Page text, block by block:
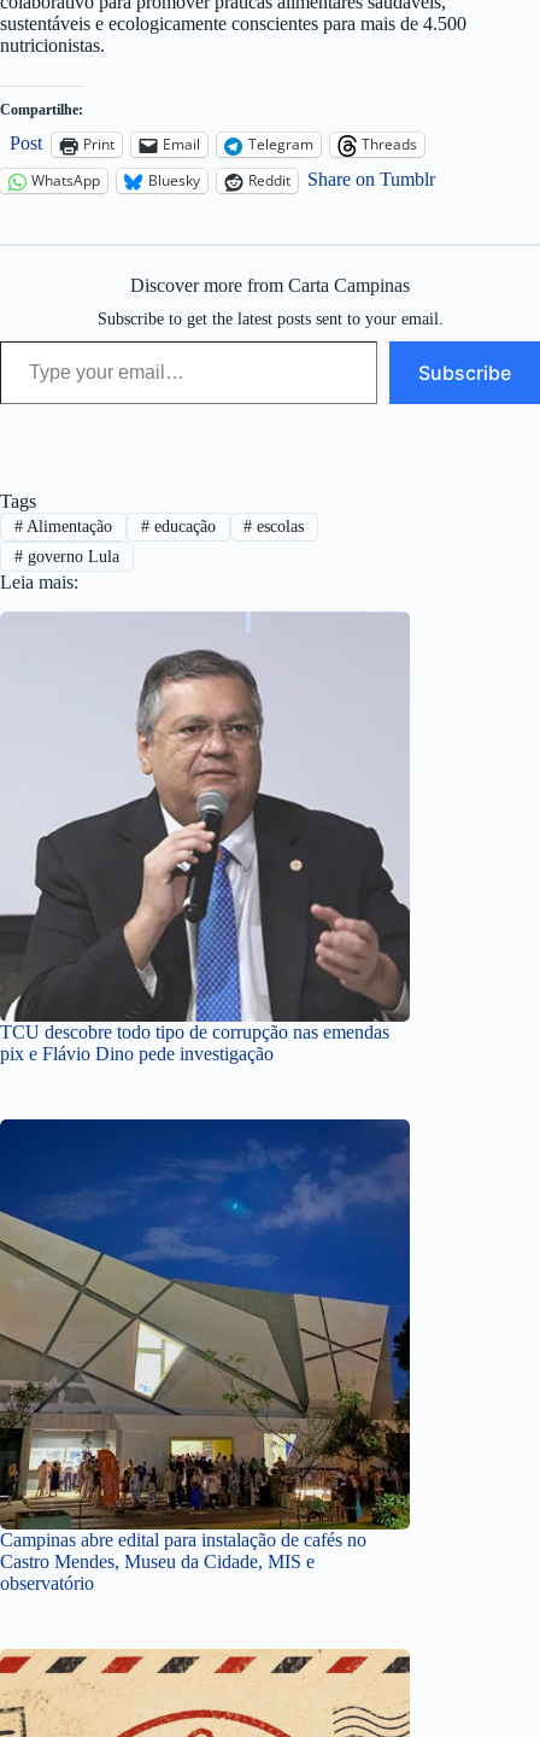
sustentáveis e ecologicamente conscientes para mais de 4.500
nutricionistas.
Compartilhe:
Post Print Email Telegram
Threads
WhatsApp
Bluesky Reddit Share on Tumblr
Discover more from Carta Campinas
Subscribe to get the latest posts sent to your email.
Type your email…
Subscribe
Tags
#Alimentação #educação # escolas
#governo Lula
Leia mais:
TCU descobre todo tipo de corrupção nas emendas
pix e Flávio Dino pede investigação
Campinas abre edital para instalação de cafés no
Castro Mendes, Museu da Cidade, MIS e
observatório